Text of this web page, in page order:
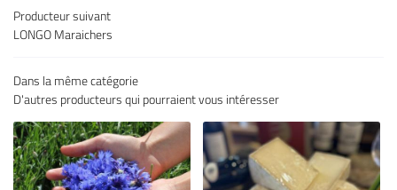
& charcuteries
fine
à vins & bières
producteurs
Avis
Restez
Inscription
Producteur suivant
LONGO Maraichers
Dans la même catégorie
D'autres producteurs qui pourraient vous intéresser